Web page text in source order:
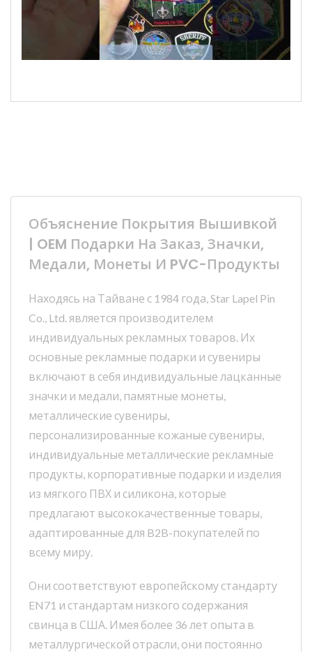
Объяснение Покрытия Вышивкой
| OEM Подарки На Заказ, Значки,
Медали, Монеты И PVC-Продукты
Находясь на Тайване с 1984 года, Star Lapel Pin
Co., Ltd. является производителем
индивидуальных рекламных товаров. Их
основные рекламные подарки и сувениры
включают в себя индивидуальные лацканные
значки и медали, памятные монеты,
металлические сувениры,
персонализированные кожаные сувениры,
индивидуальные металлические рекламные
продукты, корпоративные подарки и изделия
из мягкого ПВХ и силикона, которые
предлагают высококачественные товары,
адаптированные для B2B-покупателей по
всему миру.
Они соответствуют европейскому стандарту
EN71 и стандартам низкого содержания
свинца в США. Имея более 36 лет опыта в
металлургической отрасли, они постоянно